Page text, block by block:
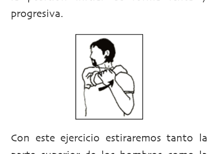
progresiva.
Con este ejercicio estiraremos tanto la